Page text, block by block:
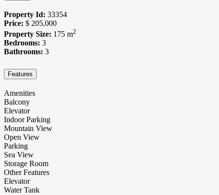
Property Id: 33354
Price: $ 205,000
Property Size: 175 m2
Bedrooms: 3
Bathrooms: 3
Features
Amenities
Balcony
Elevator
Indoor Parking
Mountain View
Open View
Parking
Sea View
Storage Room
Other Features
Elevator
Water Tank